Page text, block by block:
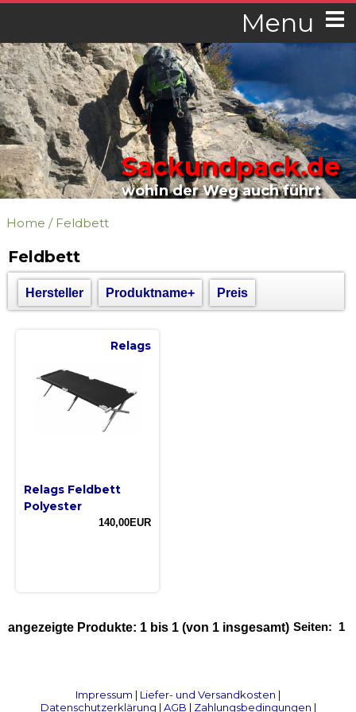
Menu
Sackundpack.de
wohin der Weg auch führt
Home / Feldbett
Feldbett
Hersteller Produktname+ Preis
Relags
Relags Feldbett
Polyester
140,00EUR
Seiten: 1
angezeigte Produkte: 1 bis 1 (von 1 insgesamt)
Impressum | Liefer- und Versandkosten |
Datenschutzerklärung | AGB | Zahlungsbedingungen |